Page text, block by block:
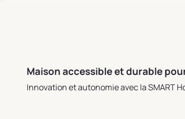
Maison accessible et durable
Innovation et autonomie avec la SMART